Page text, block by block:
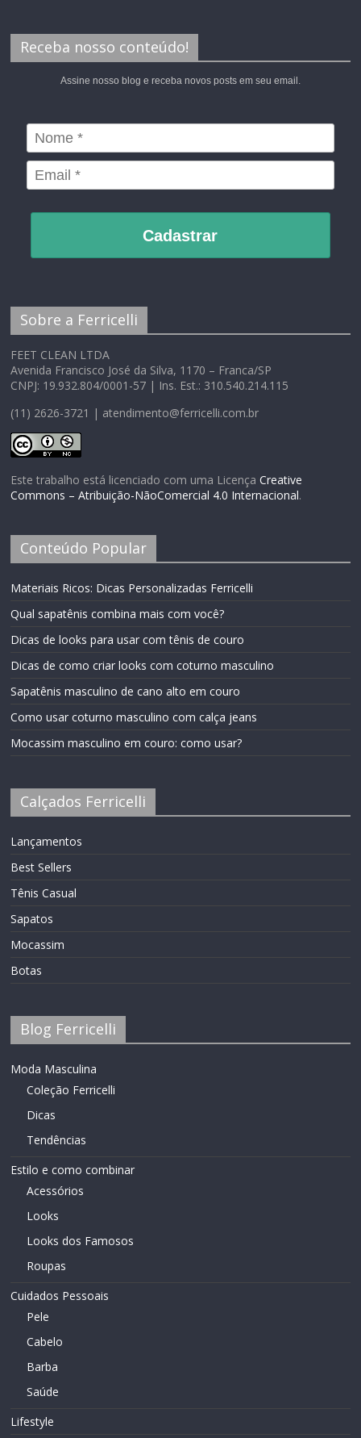
Receba nosso conteúdo!
Assine nosso blog e receba novos posts em seu email.
Cadastrar
Sobre a Ferricelli
FEET CLEAN LTDA
Avenida Francisco José da Silva, 1170 – Franca/SP
CNPJ: 19.932.804/0001-57 | Ins. Est.: 310.540.214.115
(11) 2626-3721 | atendimento@ferricelli.com.br
Este trabalho está licenciado com uma LicençaCreative
Commons – Atribuição-NãoComercial 4.0 Internacional.
Conteúdo Popular
Materiais Ricos: Dicas Personalizadas Ferricelli
Qual sapatênis combina mais com você?
Dicas de looks para usar com tênis de couro
Dicas de como criar looks com coturno masculino
Sapatênis masculino de cano alto em couro
Como usar coturno masculino com calça jeans
Mocassim masculino em couro: como usar?
Calçados Ferricelli
Lançamentos
Best Sellers
Tênis Casual
Sapatos
Mocassim
Botas
Blog Ferricelli
Moda Masculina
Coleção Ferricelli
Dicas
Tendências
Estilo e como combinar
Acessórios
Looks
Looks dos Famosos
Roupas
Cuidados Pessoais
Pele
Cabelo
Barba
Saúde
Lifestyle